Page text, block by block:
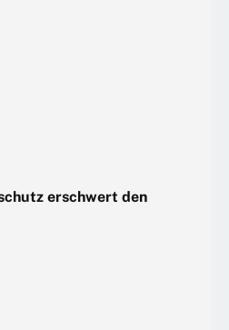
erschwert den